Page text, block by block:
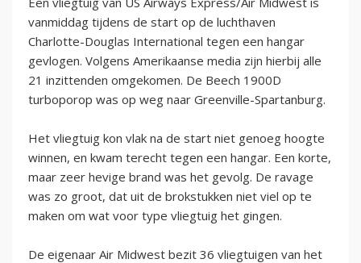
vanmiddag tijdens de start op de luchthaven
Charlotte-Douglas International tegen een hangar
gevlogen. Volgens Amerikaanse media zijn hierbij alle
21 inzittenden omgekomen. De Beech 1900D
turboporop was op weg naar Greenville-Spartanburg.
Het vliegtuig kon vlak na de start niet genoeg hoogte
winnen, en kwam terecht tegen een hangar. Een korte,
maar zeer hevige brand was het gevolg. De ravage
was zo groot, dat uit de brokstukken niet viel op te
maken om wat voor type vliegtuig het gingen.
De eigenaar Air Midwest bezit 36 vliegtuigen van het